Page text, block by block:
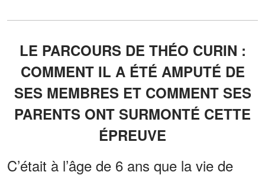
LE PARCOURS DE THÉO CURIN :
COMMENT IL A ÉTÉ AMPUTÉ DE
SES MEMBRES ET COMMENT SES
PARENTS ONT SURMONTÉ CETTE
ÉPREUVE
C’était à l’âge de 6 ans que la vie de